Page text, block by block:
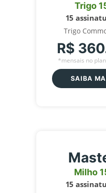
Trigo
15
Trigo
R$
*mensais no
SAIBA
Milho
15